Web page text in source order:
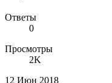
Ответы
0
Просмотры
2K
12 Июн 2018